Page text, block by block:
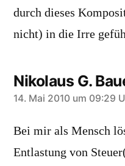
durch dieses
nicht) in die Irre
Nikolaus G.
sagt:
14. Mai 2010 um 09:29
Bei mir als Mensch
Entlastung von